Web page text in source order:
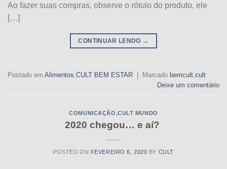
Ao fazer suas compras, observe o rótulo do produto, ele
[…]
CONTINUAR LENDO →
Postado em Alimentos,CULT BEM ESTAR Marcado bemcult,cult
Deixe um comentário
COMUNICAÇÃO,CULT MUNDO
2020 chegou… e aí?
POSTED ON FEVEREIRO 6, 2020 BY CULT